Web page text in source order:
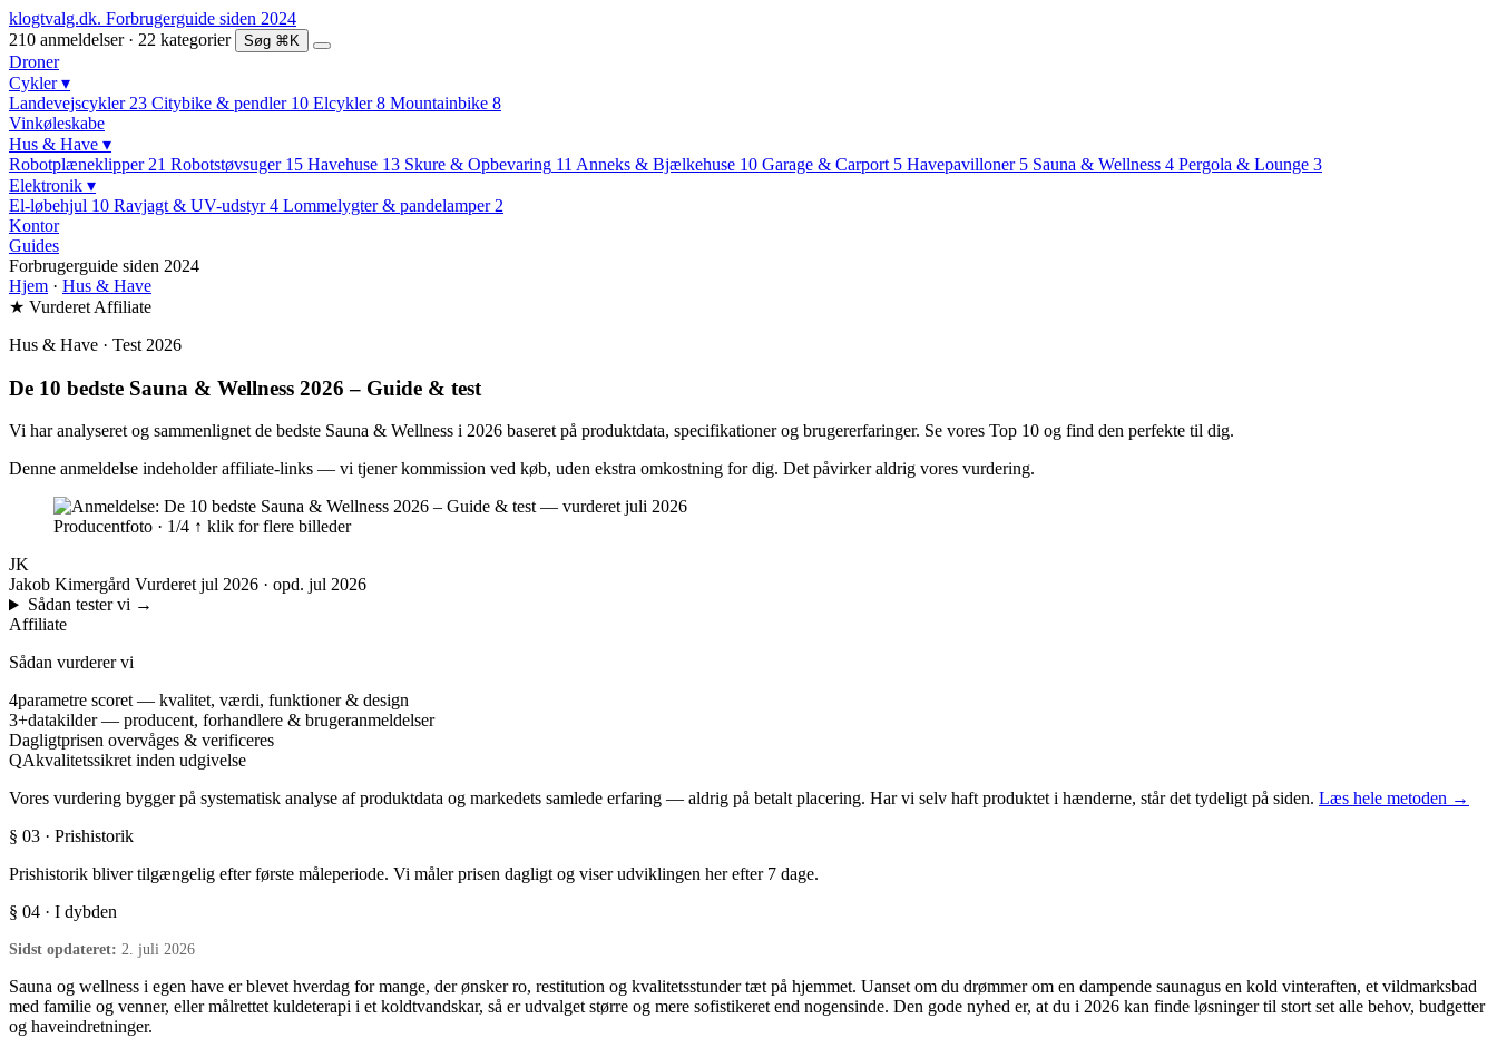
klogtvalg.dk. Forbrugerguide siden 2024
210 anmeldelser · 22 kategorier
Søg ⌘K
Droner
Cykler▾
Landevejscykler 23 Citybike & pendler 10 Elcykler 8 Mountainbike 8
Vinkøleskabe
Hus & Have ▾
Robotplæneklipper 21 Robotstøvsuger 15 Havehuse 13 Skure & Opbevaring 11 Anneks & Bjælkehuse 10 Garage & Carport 5 Havepavilloner 5 Sauna & Wellness 4 Pergola & Lounge 3
Elektronik ▾
El-løbehjul 10 Ravjagt & UV-udstyr 4 Lommelygter & pandelamper 2
Kontor
Guides
Forbrugerguide siden 2024
Hjem · Hus & Have
★ Vurderet Affiliate
Hus & Have · Test 2026
De 10 bedste Sauna & Wellness 2026 – Guide & test
Vi har analyseret og sammenlignet de bedste Sauna & Wellness i 2026 baseret på produktdata, specifikationer og brugererfaringer. Se vores Top 10 og find den perfekte til dig.
Denne anmeldelse indeholder affiliate-links — vi tjener kommission ved køb, uden ekstra omkostning for dig. Det påvirker aldrig vores vurdering.
Producentfoto · 1/4 ↑ klik for flere billeder
JK
Jakob Kimergård Vurderet jul 2026 · opd. jul 2026
Sådan tester vi →
Affiliate
Sådan vurderer vi
4parametre scoret — kvalitet, værdi, funktioner & design
3+datakilder — producent, forhandlere & brugeranmeldelser
Dagligtprisen overvåges & verificeres
QAkvalitetssikret inden udgivelse
Vores vurdering bygger på systematisk analyse af produktdata og markedets samlede erfaring — aldrig på betalt placering. Har vi selv haft produktet i hænderne, står det tydeligt på siden. Læs hele metoden →
§ 03 · Prishistorik
Prishistorik bliver tilgængelig efter første måleperiode. Vi måler prisen dagligt og viser udviklingen her efter 7 dage.
§ 04 · I dybden
Sidst opdateret: 2. juli 2026
Sauna og wellness i egen have er blevet hverdag for mange, der ønsker ro, restitution og kvalitetsstunder tæt på hjemmet. Uanset om du drømmer om en dampende saunagus en kold vinteraften, et vildmarksbad
med familie og venner, eller målrettet kuldeterapi i et koldtvandskar, så er udvalget større og mere sofistikeret end nogensinde. Den gode nyhed er, at du i 2026 kan finde løsninger til stort set alle behov, budgetter
og haveindretninger.